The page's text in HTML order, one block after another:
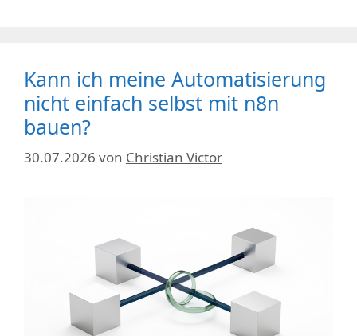
Kann ich meine Automatisierung
nicht einfach selbst mit n8n
bauen?
30.07.2026 von Christian Victor